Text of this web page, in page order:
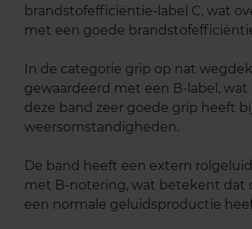
brandstofefficiëntie-label C, wat
met een goede
In de categorie grip op nat
gewaardeerd met een B-label,
deze band zeer goede grip heeft
weersomstandigheden.
De band heeft een extern rolgeluid
met B-notering, wat betekent dat
een normale geluidsproductie